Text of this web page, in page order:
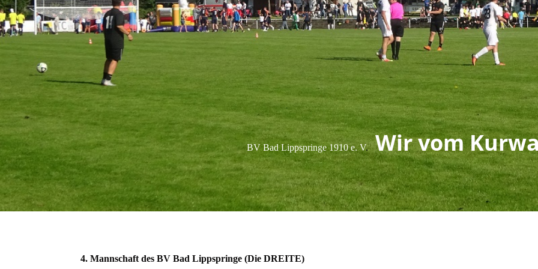
BV Bad Lippspringe 1910 e. V. Wir vom
4. Mannschaft des BV Bad Lippspringe (Die DREITE)